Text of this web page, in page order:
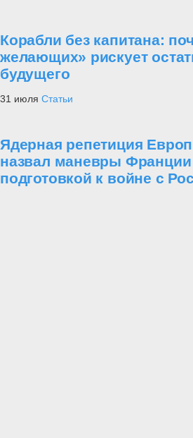
Корабли без капитана:
желающих» рискует
будущего
31 июля Статьи
Ядерная репетиция
назвал маневры
подготовкой к войне с